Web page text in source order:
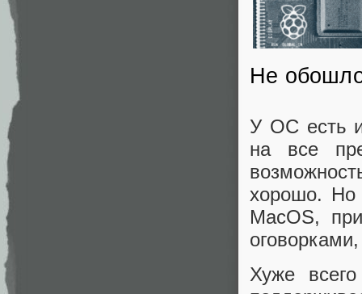
Не
У ОС есть
на все
хорошо. Но
MacOS,
Хуже